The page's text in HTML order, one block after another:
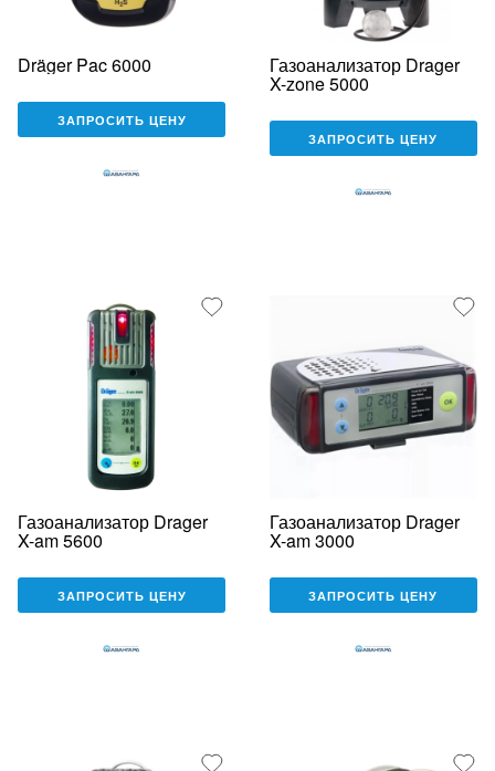
Dräger Pac 6000
ЗАПРОСИТЬ ЦЕНУ
Газоанализатор Drager
X-zone 5000
ЗАПРОСИТЬ ЦЕНУ
Газоанализатор Drager
X-am 5600
ЗАПРОСИТЬ ЦЕНУ
Газоанализатор Drager
X-am 3000
ЗАПРОСИТЬ ЦЕНУ